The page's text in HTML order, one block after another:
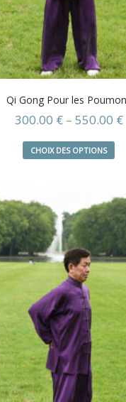
Qi Gong Pour les
300.00 €– 550.00 €
CHOIX DES OPTIONS